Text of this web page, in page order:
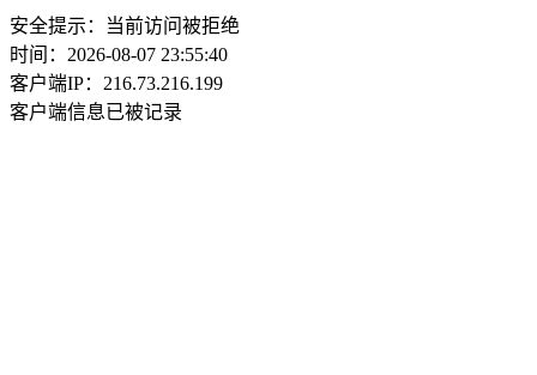
安全提示：当前访问被拒绝
时间：2026-08-07 23:55:40
客户端IP：216.73.216.199
客户端信息已被记录